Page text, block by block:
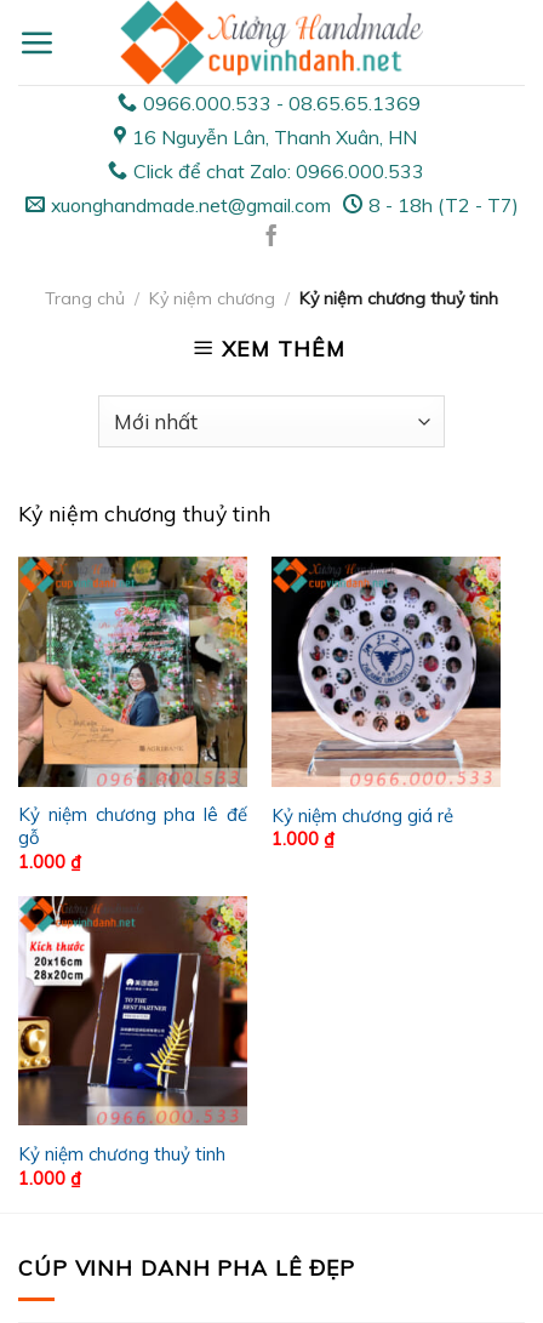
content
0966.000.533 - 08.65.65.1369
16 Nguyễn Lân, Thanh Xuân, HN
Click để chat Zalo: 0966.000.533
xuonghandmade.net@gmail.com
8 - 18h (T2 - T7)
Trang chủ / Kỷ niệm chương / Kỷ niệm chương thuỷ tinh
XEM THÊM
Kỷ niệm chương thuỷ tinh
Kỷ niệm chương pha lê đế
gỗ
1.000 ₫
Kỷ niệm chương giá rẻ
1.000 ₫
Kỷ niệm chương thuỷ tinh
1.000 ₫
CÚP VINH DANH PHA LÊ ĐẸP